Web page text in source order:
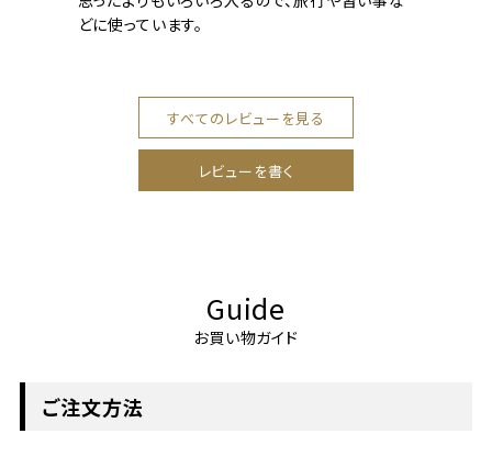
どに使っています。
すべてのレビューを見る
レビューを書く
Guide
お買い物ガイド
ご注文方法